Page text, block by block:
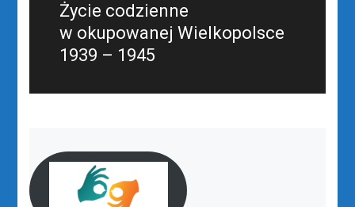
Następny
post:
Życie codzienne
w okupowanej Wielkopolsce
1939 – 1945